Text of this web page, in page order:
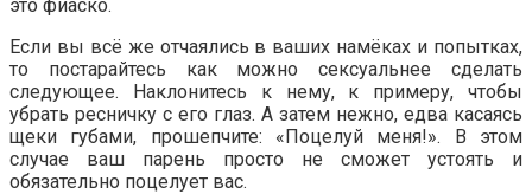
это фиаско.
Если вы всё же отчаялись в ваших намёках и попытках,
то постарайтесь как можно сексуальнее сделать
следующее. Наклонитесь к нему, к примеру, чтобы
убрать ресничку с его глаз. А затем нежно, едва касаясь
щеки губами, прошепчите: «Поцелуй меня!». В этом
случае ваш парень просто не сможет устоять и
обязательно поцелует вас.